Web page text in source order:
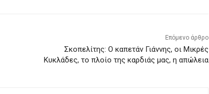
Επόμενο άρθρο
Σκοπελίτης: Ο καπετάν Γιάννης, οι Μικρές
Κυκλάδες, το πλοίο της καρδιάς μας, η απώλεια